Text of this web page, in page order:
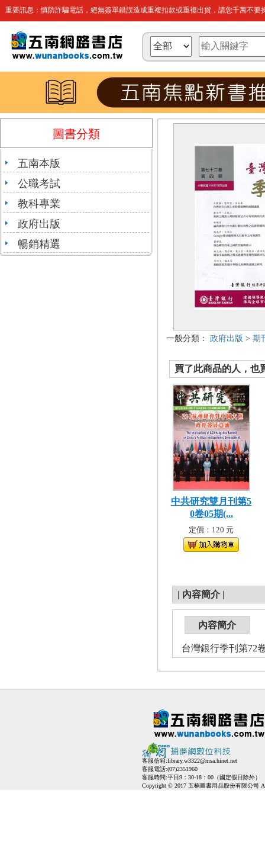
重要訊息：慎防詐騙電話，絕無簽單錯誤造成重複扣款或重複出貨，請您千萬不要
圖書分類
五南本版
公職考試
教科專業
政府出版
暢銷精選
一般分類： 政府出版 > 期
買了此商品的人，也
中共研究雙月刊第5
0卷05期(...
定價：120 元
| 內容簡介 |
內容簡介
台灣銀行季刊第72
客服信箱:library.w3322@msa.hinet.net
客服電話:(07)2351960
客服時間:平日9：30-18：00（國定假日除外）
Copyright © 2017 五楠圖書用品股份有限公司